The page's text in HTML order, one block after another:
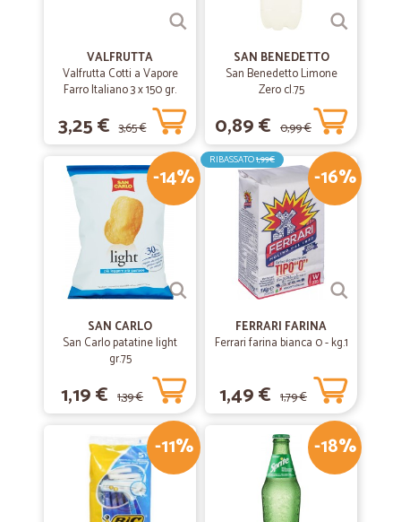
VALFRUTTA
Valfrutta Cotti a Vapore
Farro Italiano 3 x 150 gr.
3,25 € 3,65 €
SAN BENEDETTO
San Benedetto Limone
Zero cl.75
0,89 € 0,99 €
-14%
SAN CARLO
San Carlo patatine light
gr.75
1,19 € 1,39 €
-16%
RIBASSATO1,99€
FERRARI FARINA
Ferrari farina bianca 0 - kg.1
1,49 € 1,79 €
-11% -18%